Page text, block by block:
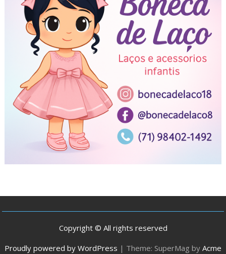
Copyright © All rights reserved
Proudly powered by WordPress | Theme: SuperMag by Acme